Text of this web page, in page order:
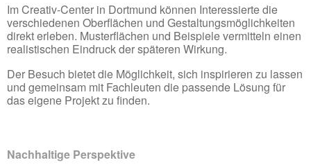
Im Creativ-Center in Dortmund können Interessierte die
verschiedenen Oberflächen und Gestaltungsmöglichkeiten
direkt erleben. Musterflächen und Beispiele vermitteln einen
realistischen Eindruck der späteren Wirkung.
Der Besuch bietet die Möglichkeit, sich inspirieren zu lassen
und gemeinsam mit Fachleuten die passende Lösung für
das eigene Projekt zu finden.
Nachhaltige Perspektive